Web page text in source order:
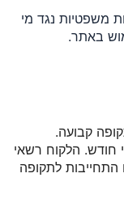
משפטיות נגד מי
באתר.
קבועה.
חודש. הלקוח רשאי
התחייבות לתקופה